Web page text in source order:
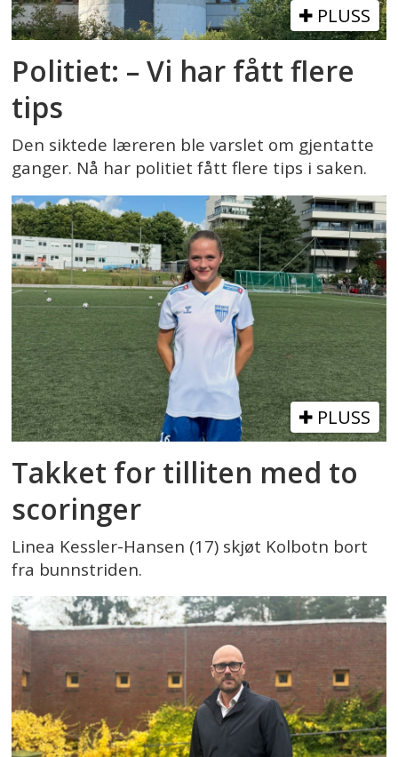
PLUSS
Politiet: – Vi har fått flere
tips
Den siktede læreren ble varslet om gjentatte
ganger. Nå har politiet fått flere tips i saken.
PLUSS
Takket for tilliten med to
scoringer
Linea Kessler-Hansen (17) skjøt Kolbotn bort
fra bunnstriden.